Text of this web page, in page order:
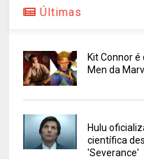
Últimas
Kit Connor
Men da
Hulu
científica
'Severance'